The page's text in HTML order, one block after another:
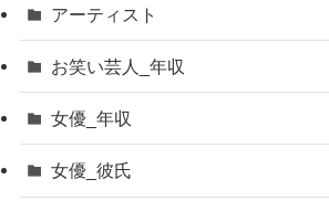
アーティスト
お笑い芸人_年収
女優_年収
女優_彼氏